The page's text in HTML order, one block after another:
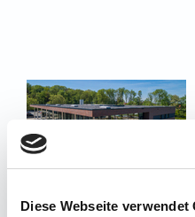
Diese Webseite verwendet